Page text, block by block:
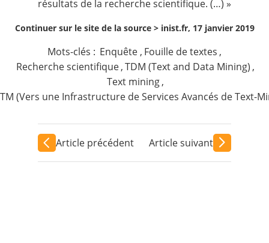
résultats de la recherche scientifique. (…) »
Continuer sur le site de la source > inist.fr, 17 janvier 2019
Mots-clés : Enquête , Fouille de textes ,
Recherche scientifique,TDM (Text and Data Mining) ,
Text mining,
(Vers une Infrastructure de Services Avancés de Text-
Article précédent Article suivant